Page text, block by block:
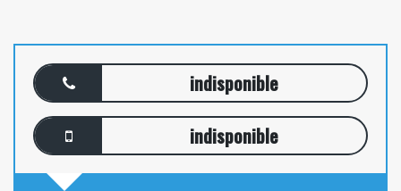
indisponible
indisponible